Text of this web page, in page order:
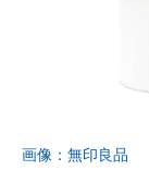
画像：無印良品